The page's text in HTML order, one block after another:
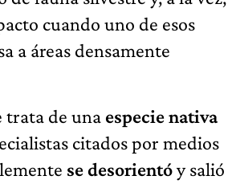
cuando uno de esos
a áreas densamente
trata de una especie nativa
citados por medios
se desorientóy salió